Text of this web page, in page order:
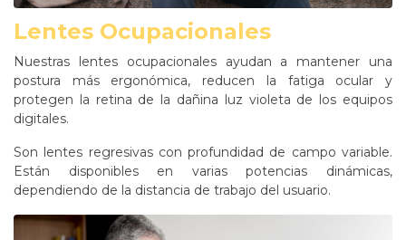
Lentes Ocupacionales
Nuestras lentes ocupacionales ayudan a mantener una
postura más ergonómica, reducen la fatiga ocular y
protegen la retina de la dañina luz violeta de los equipos
digitales.
Son lentes regresivas con profundidad de campo variable.
Están disponibles en varias potencias dinámicas,
dependiendo de la distancia de trabajo del usuario.